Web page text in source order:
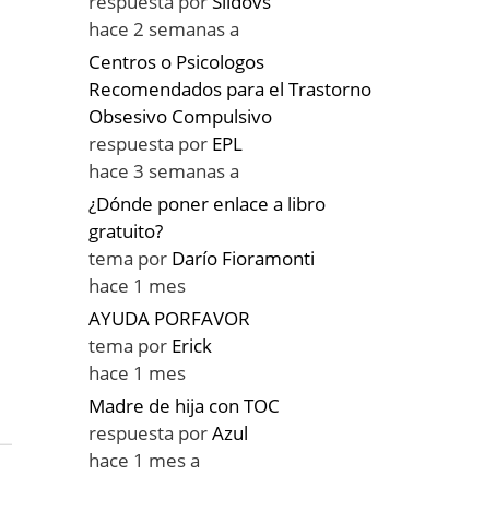
hace 2 semanas a
Centros o Psicologos
Recomendados para el Trastorno
Obsesivo Compulsivo
respuesta por EPL
hace 3 semanas a
¿Dónde poner enlace a libro
gratuito?
tema por Darío Fioramonti
hace 1 mes
AYUDA PORFAVOR
tema por Erick
hace 1 mes
Madre de hija con TOC
respuesta porAzul
hace 1 mes a